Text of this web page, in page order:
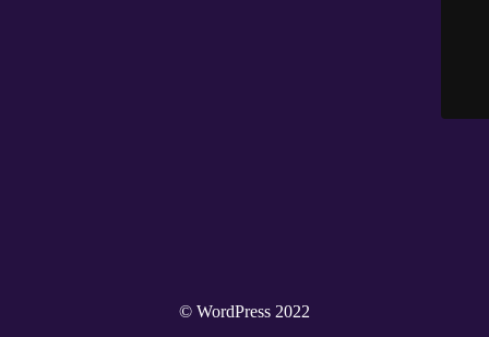
© WordPress 2022